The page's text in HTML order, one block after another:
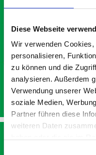
Diese Webseite
Wir verwenden
personalisieren,
zu können und die
analysieren. Außerdem
Verwendung unserer
soziale Medien,
Partner führen diese
weiteren Daten